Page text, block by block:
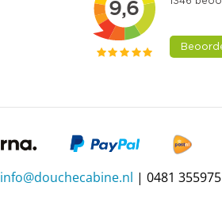
info@douchecabine.nl | 0481 355975